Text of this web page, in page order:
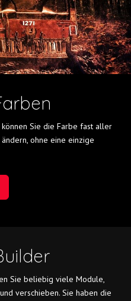
Sie die Farbe fast aller
ohne eine einzige
Sie beliebig viele Module,
verschieben. Sie haben die